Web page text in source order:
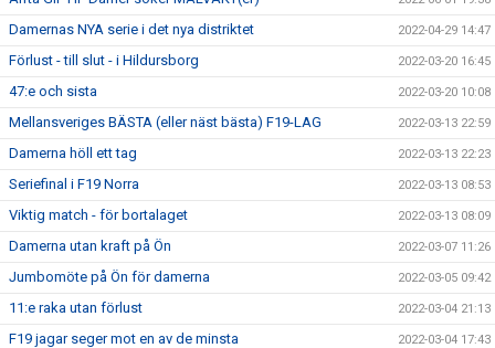
Damernas NYA serie i det nya distriktet 2022-04-29 14:47
Förlust - till slut - i Hildursborg 2022-03-20 16:45
47:e och sista 2022-03-20 10:08
Mellansveriges BÄSTA (eller näst bästa) F19-LAG 2022-03-13 22:59
Damerna höll ett tag 2022-03-13 22:23
Seriefinal i F19 Norra 2022-03-13 08:53
Viktig match - för bortalaget 2022-03-13 08:09
Damerna utan kraft på Ön 2022-03-07 11:26
Jumbomöte på Ön för damerna 2022-03-05 09:42
11:e raka utan förlust 2022-03-04 21:13
F19 jagar seger mot en av de minsta 2022-03-04 17:43